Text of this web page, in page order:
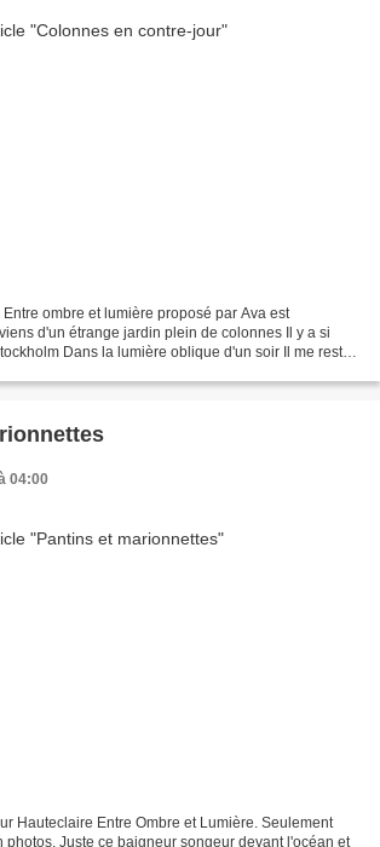
ombre et lumière proposé par Ava est
d'un étrange jardin plein de colonnes Il y a si
Dans la lumière oblique d'un soir Il me reste
04:00
Hauteclaire Entre Ombre et Lumière. Seulement
photos. Juste ce baigneur songeur devant l'océan et